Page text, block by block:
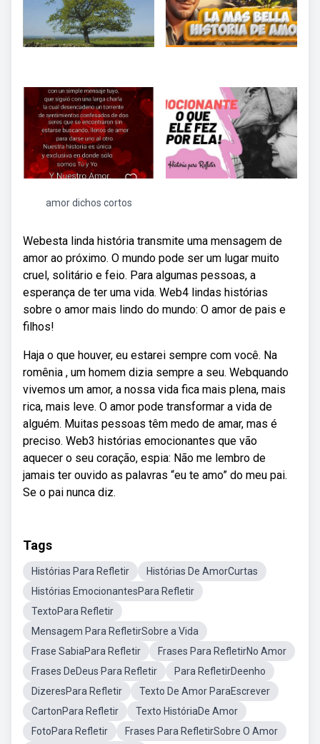
amor dichos cortos
Webesta linda história transmite uma mensagem de
amor ao próximo. O mundo pode ser um lugar muito
cruel, solitário e feio. Para algumas pessoas, a
esperança de ter uma vida. Web4 lindas histórias
sobre o amor mais lindo do mundo: O amor de pais e
filhos!
Haja o que houver, eu estarei sempre com você. Na
romênia , um homem dizia sempre a seu. Webquando
vivemos um amor, a nossa vida fica mais plena, mais
rica, mais leve. O amor pode transformar a vida de
alguém. Muitas pessoas têm medo de amar, mas é
preciso. Web3 histórias emocionantes que vão
aquecer o seu coração, espia: Não me lembro de
jamais ter ouvido as palavras “eu te amo” do meu pai.
Se o pai nunca diz.
Tags
Histórias Para Refletir
Histórias De AmorCurtas
Histórias EmocionantesPara Refletir
TextoPara Refletir
Mensagem Para RefletirSobre a Vida
Frase SabiaPara Refletir
Frases Para RefletirNo Amor
Frases DeDeus Para Refletir
Para RefletirDeenho
DizeresPara Refletir
Texto De Amor ParaEscrever
CartonPara Refletir
Texto HistóriaDe Amor
FotoPara Refletir
Frases Para RefletirSobre O Amor